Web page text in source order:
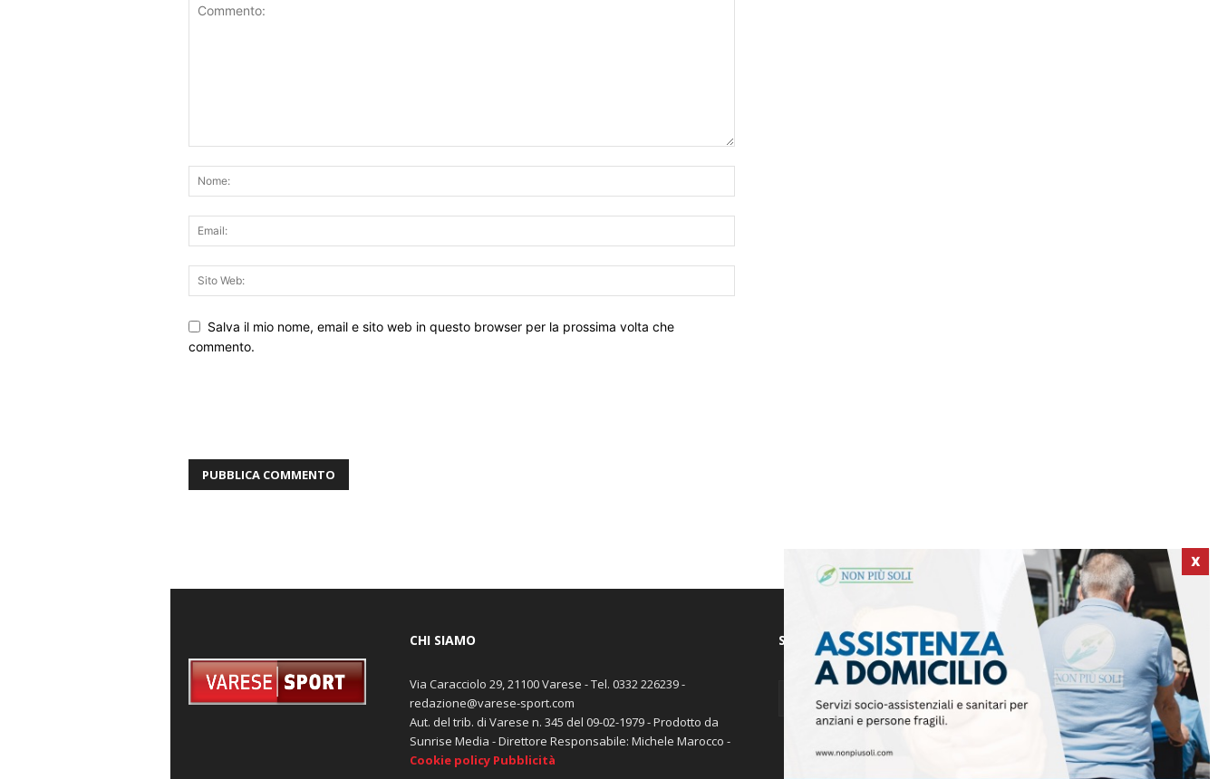
Salva il mio nome, email e sito web in questo browser per la prossima volta che
commento.
X
CHI SIAMO
Via Caracciolo 29, 21100 Varese - Tel. 0332 226239 -
redazione@varese-sport.com
Aut. del trib. di Varese n. 345 del 09-02-1979 - Prodotto da
Sunrise Media - Direttore Responsabile: Michele Marocco -
Cookie policy Pubblicità
SEGUICI